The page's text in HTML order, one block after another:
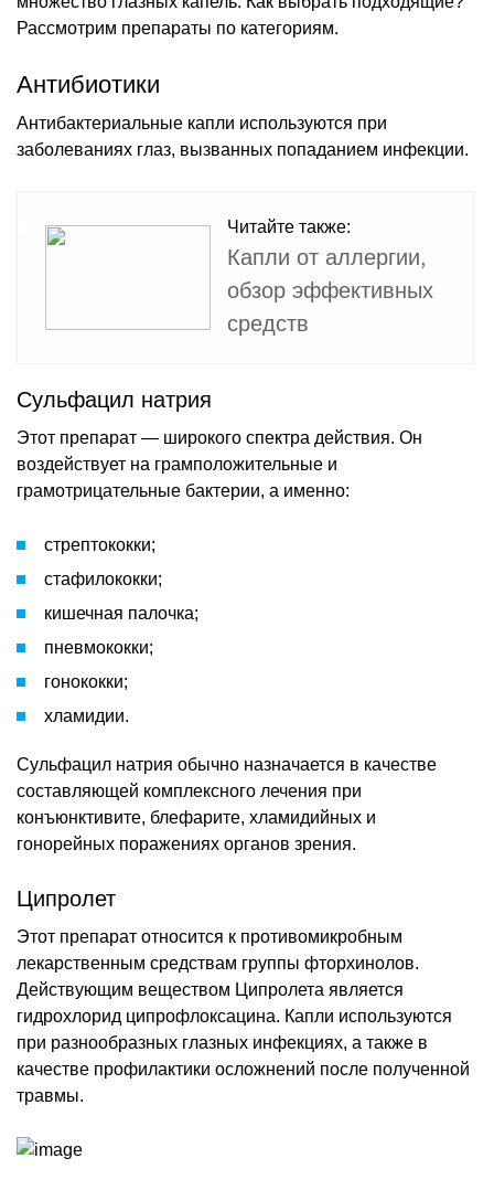
Рассмотрим препараты по категориям.
Антибиотики
Антибактериальные капли используются при
заболеваниях глаз, вызванных попаданием инфекции.
Читайте также:
Капли от аллергии,
обзор эффективных
средств
Сульфацил натрия
Этот препарат — широкого спектра действия. Он
воздействует на грамположительные и
грамотрицательные бактерии, а именно:
стрептококки;
стафилококки;
кишечная палочка;
пневмококки;
гонококки;
хламидии.
Сульфацил натрия обычно назначается в качестве
составляющей комплексного лечения при
конъюнктивите, блефарите, хламидийных и
гонорейных поражениях органов зрения.
Ципролет
Этот препарат относится к противомикробным
лекарственным средствам группы фторхинолов.
Действующим веществом Ципролета является
гидрохлорид ципрофлоксацина. Капли используются
при разнообразных глазных инфекциях, а также в
качестве профилактики осложнений после полученной
травмы.